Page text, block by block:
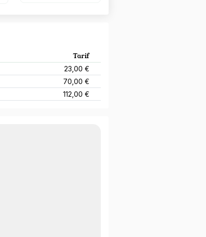
Tarif
23,00 €
70,00 €
112,00 €